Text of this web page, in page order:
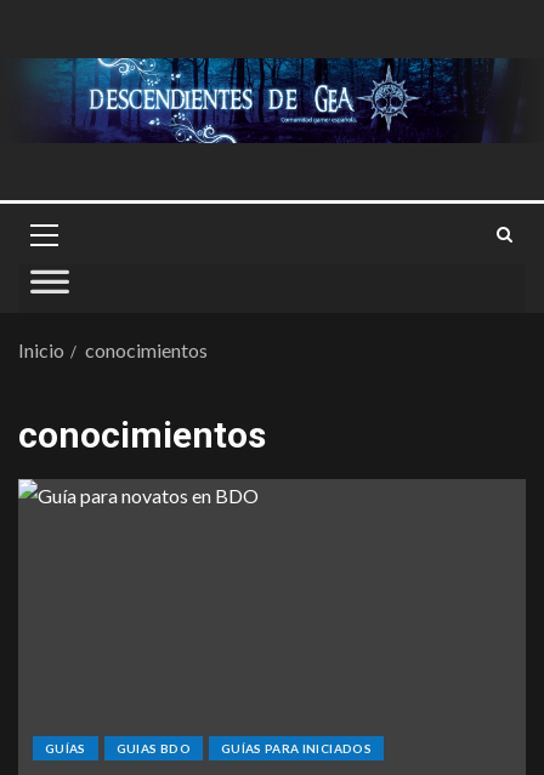
Inicio conocimientos
conocimientos
GUÍAS GUIAS BDO GUÍAS PARA INICIADOS